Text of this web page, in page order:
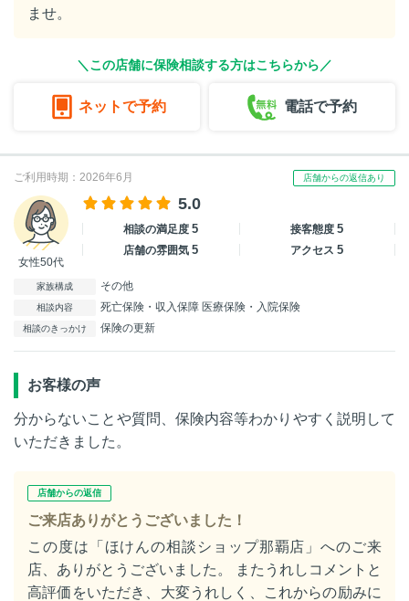
ませ。
＼この店舗に保険相談する方はこちらから／
ネットで予約 電話で予約
ご利用時期：2026年6月 店舗からの返信あり
女性50代
5.0
相談の満足度5 接客態度5
店舗の雰囲気5 アクセス5
家族構成 その他
相談内容 死亡保険・収入保障 医療保険・入院保険
相談のきっかけ 保険の更新
お客様の声
分からないことや質問、保険内容等わかりやすく説明して
いただきました。
店舗からの返信
ご来店ありがとうございました！
この度は「ほけんの相談ショップ那覇店」へのご来
店、ありがとうございました。 またうれしコメントと
高評価をいただき、大変うれしく、これからの励みに